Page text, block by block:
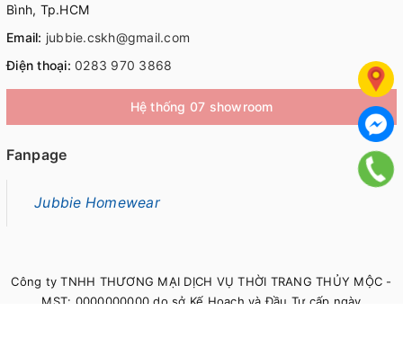
Bình, Tp.HCM
Email: jubbie.cskh@gmail.com
Điện thoại: 0283 970 3868
Hệ thống 07 showroom
Công ty TNHH THƯƠNG MẠI DỊCH VỤ THỜI TRANG THỦY MỘC -
MST: 0000000000 do sở Kế Hoạch và Đầu Tư cấp ngày
Fanpage
Jubbie Homewear